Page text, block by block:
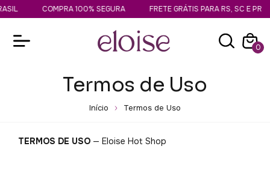
COMPRA 100% SEGURA FRETE GRÁTIS PARA RS, SC E PR
0
Termos de Uso
Início Termos de Uso
TERMOS DE USO — Eloise Hot Shop